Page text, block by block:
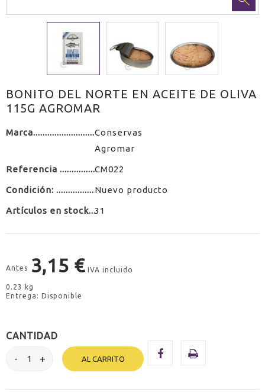
BONITO DEL NORTE EN ACEITE DE OLIVA
115G AGROMAR
Marca
Conservas
Agromar
Referencia CM022
Condición: Nuevo producto
Artículos en stock 31
Antes 3,15 € IVA incluido
0.23 kg
Entrega: Disponible
CANTIDAD
AL CARRITO